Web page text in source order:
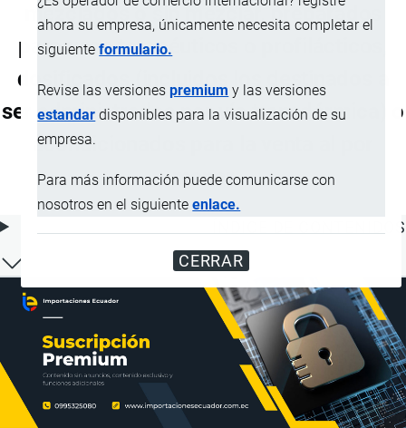
ahora su empresa, únicamente necesita completar el
siguienteformulario.
Revise las versionespremium y las versiones
estandar disponibles para la visualización de su
empresa.
Para más información puede comunicarse con
nosotros en el siguienteenlace.
CERRAR
mezclados o sin mezclar, preparados
para usos terapéuticos o profilácticos,
dosificados (incluidos los destinados a
ser administrados por vía transdérmica) o
acondicionados para la venta al por
menor
ÍNDICE DE CONTENIDOS